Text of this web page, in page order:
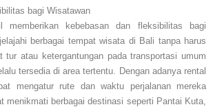
bagi Wisatawan
memberikan kebebasan dan fleksibilitas bagi
berbagai tempat wisata di Bali tanpa harus
tur atau ketergantungan pada transportasi umum
tersedia di area tertentu. Dengan adanya rental
mengatur rute dan waktu perjalanan mereka
menikmati berbagai destinasi seperti Pantai Kuta,